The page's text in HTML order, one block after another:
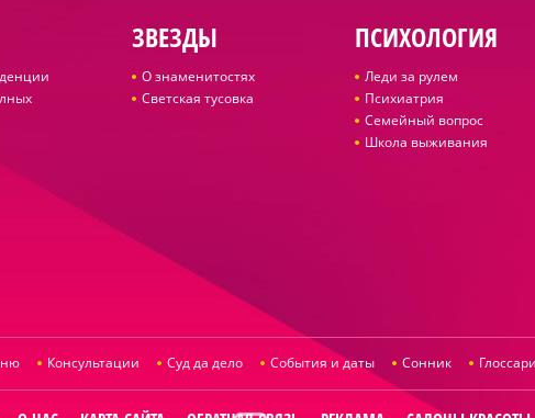
ЗВЕЗДЫ
О знаменитостях
Светская тусовка
ПСИХОЛОГИЯ
Леди за рулем
Психиатрия
Семейный вопрос
Школа выживания
Консультации Суд да дело События и даты Сонник